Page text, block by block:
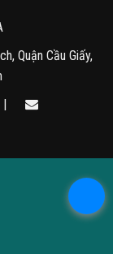
Quận Cầu Giấy,
|